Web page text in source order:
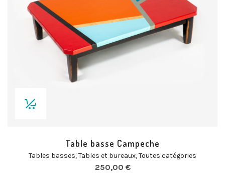
Table basse Campeche
Tables basses,Tables et bureaux,Toutes catégories
250,00 €